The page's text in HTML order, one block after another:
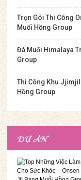
Trọn Gói Thi Công
Muối Hồng Group
Đá Muối Himalaya
Group
Thi Công Khu
Hồng Group
DỰ ÁN